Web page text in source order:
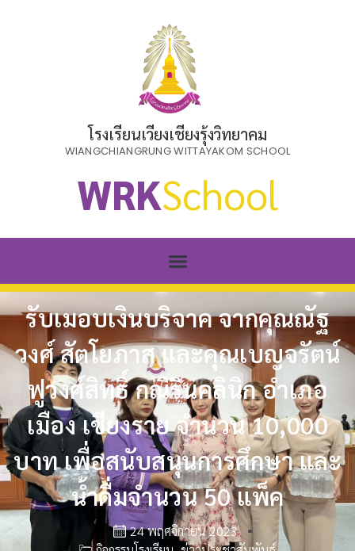
โรงเรียนเวียงเชียงรุ้งวิทยาคม
WIANGCHIANGRUNG WITTAYAKOM SCHOOL
WRKSchool
รับเมอบเงินบริจาค จากคุณณัฐ
วงศ์ สัตโยภาส และคุณเบญจรัตน์
ฟูวงศ์สิทธิ์ กณิรินคลินิก อำเภอ
เมือง เชียงราย จำนวน 10,000
บาท เพื่อสนับสนุนการศึกษา และ
น้ำดื่มจำนวน 50 แพ็ค
24 พฤศจิกายน 2023